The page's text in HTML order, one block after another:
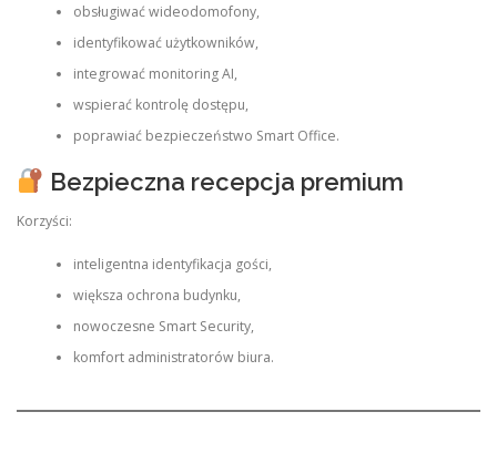
obsługiwać wideodomofony,
identyfikować użytkowników,
integrować monitoring AI,
wspierać kontrolę dostępu,
poprawiać bezpieczeństwo Smart Office.
Bezpieczna recepcja premium
Korzyści:
inteligentna identyfikacja gości,
większa ochrona budynku,
nowoczesne Smart Security,
komfort administratorów biura.